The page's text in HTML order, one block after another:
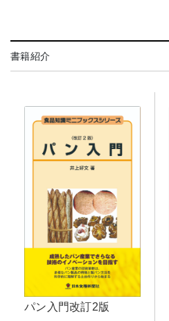
書籍紹介
パン入門改訂2版